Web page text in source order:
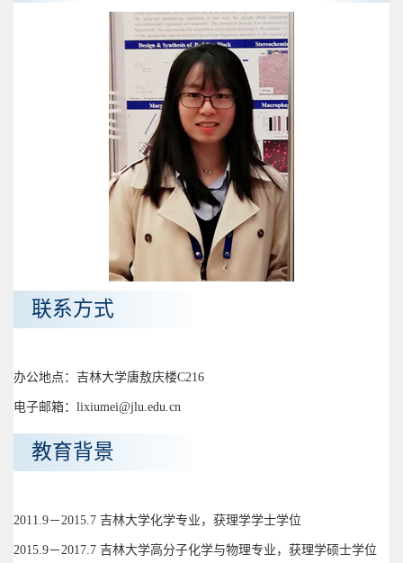
联系方式
办公地点：吉林大学唐敖庆楼C216
电子邮箱：lixiumei@jlu.edu.cn
教育背景
2011.9－2015.7 吉林大学化学专业，获理学学士学位
2015.9－2017.7 吉林大学高分子化学与物理专业，获理学硕士学位